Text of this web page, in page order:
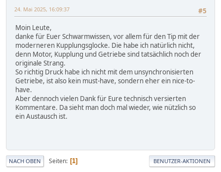
#5
24. Mai 2025, 16:09:37
Moin Leute,
danke für Euer Schwarmwissen, vor allem für den Tip mit der
moderneren Kupplungsglocke. Die habe ich natürlich nicht,
denn Motor, Kupplung und Getriebe sind tatsächlich noch der
originale Strang.
So richtig Druck habe ich nicht mit dem unsynchronisierten
Getriebe, ist also kein must-have, sondern eher ein nice-to-
have.
Aber dennoch vielen Dank für Eure technisch versierten
Kommentare. Da sieht man doch mal wieder, wie nützlich so
ein Austausch ist.
NACH OBEN Seiten 1 BENUTZER-AKTIONEN